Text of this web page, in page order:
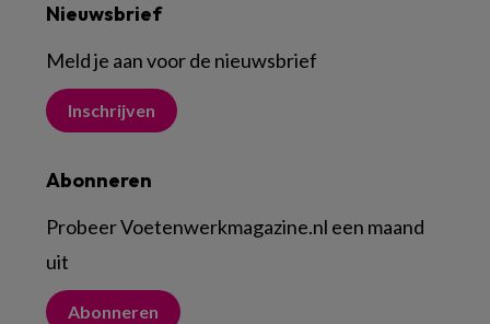
Nieuwsbrief
Meld je aan voor de nieuwsbrief
Inschrijven
Abonneren
Probeer Voetenwerkmagazine.nl een maand
uit
Abonneren